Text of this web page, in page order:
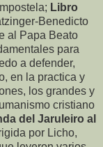
Libro
Benedicto
al Papa Beato
para
a defender,
en la practica y
los grandes y
cristiano
del Jaruleiro al
por Licho,